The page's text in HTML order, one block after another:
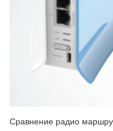
Сравнение радио